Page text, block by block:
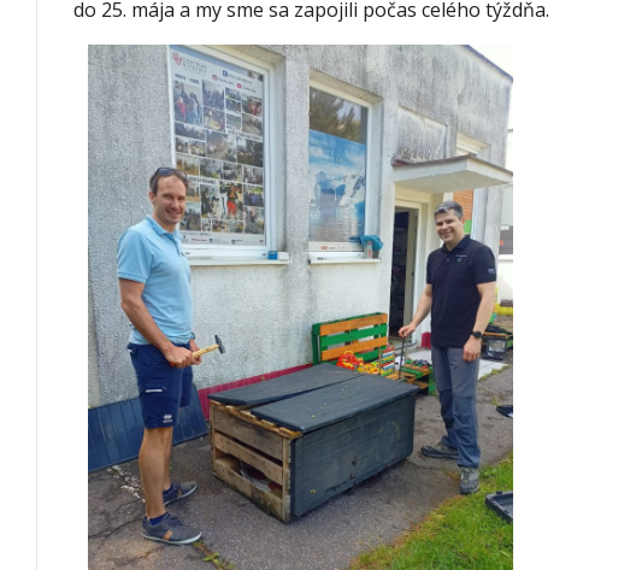
do 25. mája a my sme sa zapojili počas celého týždňa.